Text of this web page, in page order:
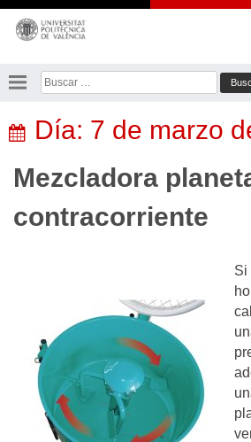
Saltar
contenido
Buscar:
Día: 7 de marzo
Mezcladora
contracorriente
Si